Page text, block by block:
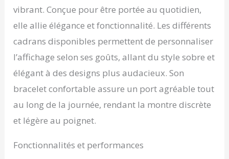
appuyer sur un bouton
Suivez et Explorez en
intégré, la boussole et la
lampe de poche LED
simplifient vos aventures
quotidiennes. Utilisez le
GPS pour enregistrer vos
itinéraires
d'entraînement, suivre
randonnées. La boussole
vibrant. Conçue pour être portée au quotidien,
elle allie élégance et fonctionnalité. Les différents
cadrans disponibles permettent de personnaliser
l’affichage selon ses goûts, allant du style sobre et
élégant à des designs plus audacieux. Son
bracelet confortable assure un port agréable tout
au long de la journée, rendant la montre discrète
et légère au poignet.
Fonctionnalités et performances